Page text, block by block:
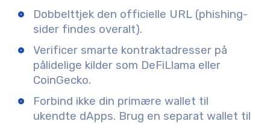
Dobbelttjek den officielle URL (phishing-
sider findes overalt).
Verificer smarte kontraktadresser på
pålidelige kilder som DeFiLlama eller
CoinGecko.
Forbind ikke din primære wallet til
ukendte dApps. Brug en separat wallet til